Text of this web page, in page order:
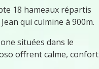
18 hameaux répartis
qui culmine à 900m.
situées dans le
offrent calme, confort